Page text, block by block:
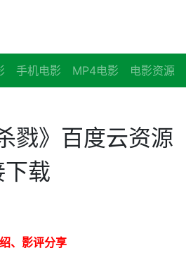
手机电影 MP4电影 电影资源
戮》百度云资源
载
、影评分享